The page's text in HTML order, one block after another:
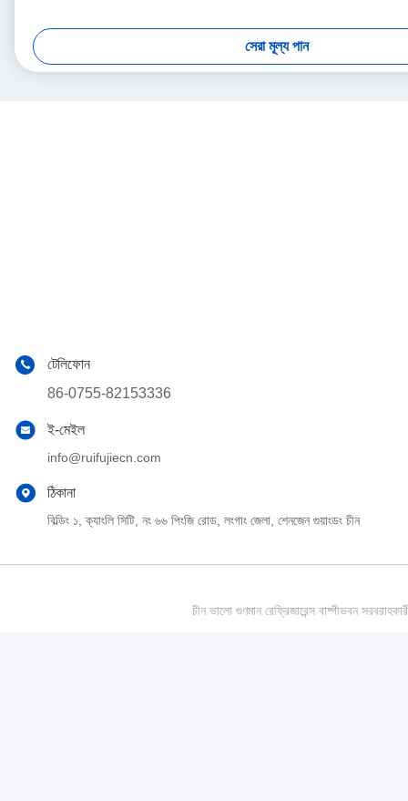
সেরা মূল্য পান
টেলিফোন
86-0755-82153336
ই-মেইল
info@ruifujiecn.com
ঠিকানা
বিল্ডিং ১, ক্যাংলি সিটি, নং ৬৬ পিংজি রোড, লংগাং জেলা, শেনজেন গুয়াংডং চীন
চীন ভালো গুণমান রেফ্রিজারেন্স বাষ্পীভবন